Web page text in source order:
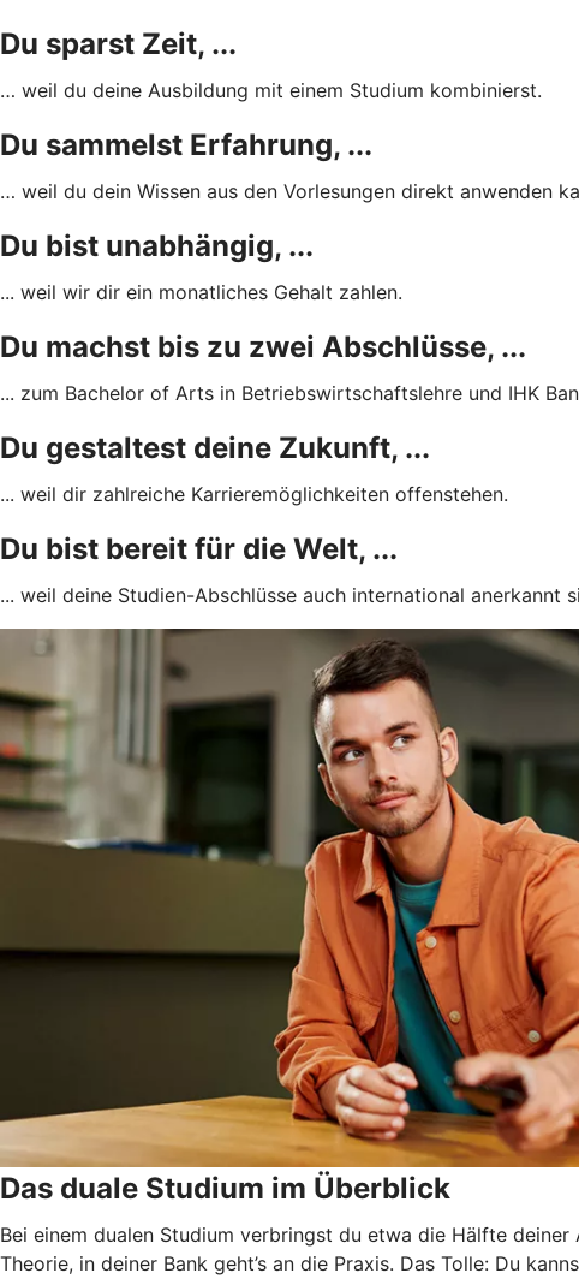
Du sparst Zeit, ...
… weil du deine Ausbildung mit einem Studium kombinierst.
Du sammelst Erfahrung, ...
… weil du dein Wissen aus den Vorlesungen direkt anwenden
Du bist unabhängig, ...
... weil wir dir ein monatliches Gehalt zahlen.
Du machst bis zu zwei Abschlüsse, ...
... zum Bachelor of Arts in Betriebswirtschaftslehre und IHK
Du gestaltest deine Zukunft, ...
... weil dir zahlreiche Karrieremöglichkeiten offenstehen.
Du bist bereit für die Welt, ...
... weil deine Studien-Abschlüsse auch international anerkannt
Das duale Studium im Überblick
Bei einem dualen Studium verbringst du etwa die Hälfte
Theorie, in deiner Bank geht’s an die Praxis. Das Tolle: Du